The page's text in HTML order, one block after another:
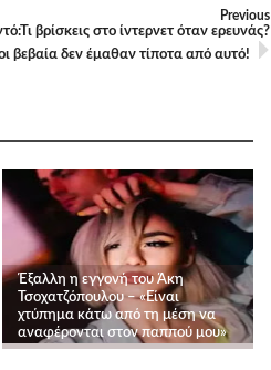
Previous
βρίσκεις στο ίντερνετ όταν ερευνάς?
βεβαία δεν έμαθαν τίποτα από αυτό!
Έξαλλη η εγγονή του Άκη
Τσοχατζόπουλου – «Είναι
χτύπημα κάτω από τη μέση να
αναφέρονται στον παππού μου»